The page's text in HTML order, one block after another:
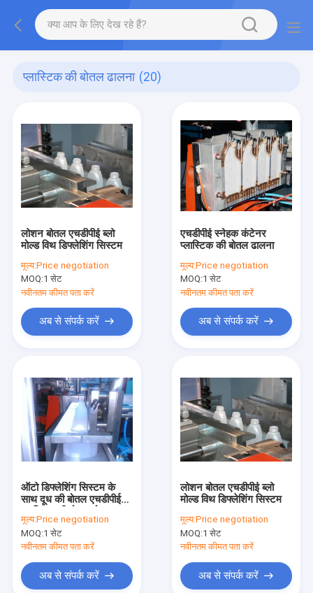
प्लास्टिक की बोतल ढालना (20)
लोशन बोतल एचडीपीई ब्लो
मोल्ड विथ डिफ्लेशिंग सिस्टम
मूल्य:Price negotiation
MOQ:1 सेट
नवीनतम कीमत पता करें
अब से संपर्क करें
एचडीपीई स्नेहक कंटेनर
प्लास्टिक की बोतल ढालना
मूल्य:Price negotiation
MOQ:1 सेट
नवीनतम कीमत पता करें
अब से संपर्क करें
ऑटो डिफ्लेशिंग सिस्टम के
साथ दूध की बोतल एचडीपीई
मूल्य:Price negotiation
MOQ:1 सेट
नवीनतम कीमत पता करें
अब से संपर्क करें
लोशन बोतल एचडीपीई ब्लो
मोल्ड विथ डिफ्लेशिंग सिस्टम
मूल्य:Price negotiation
MOQ:1 सेट
नवीनतम कीमत पता करें
अब से संपर्क करें